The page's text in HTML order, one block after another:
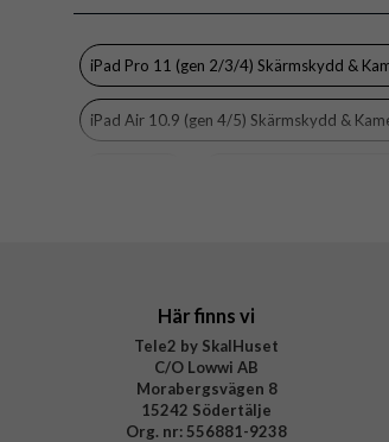
Egenskaper
Färg
Material
Varumärke
iPad Pro 11 (gen 2/3/4) Skärmskydd &
iPad Air 10.9 (gen 4/5) Skärmskydd &
Här finns vi
Tele2 by SkalHuset
C/O Lowwi AB
Morabergsvägen 8
15242 Södertälje
Org. nr: 556881-9238